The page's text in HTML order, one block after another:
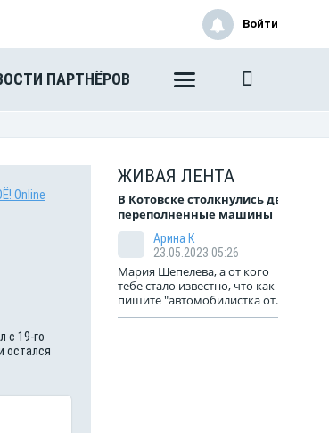
ПАРТНЁРОВ
Войти
Online
с 19-го
остался
ЖИВАЯ ЛЕНТА
В Котовске столкнулись две
переполненные машины
Арина К
23.05.2023 05:26
Мария Шепелева, а от кого
тебе стало известно, что как
пишите "автомобилистка от...